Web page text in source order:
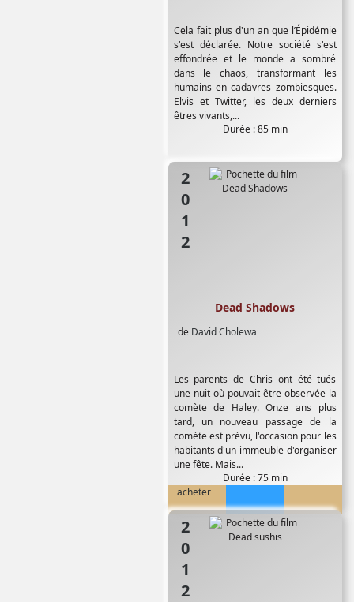
Cela fait plus d'un an que l’Épidémie
s'est déclarée. Notre société s'est
effondrée et le monde a sombré
dans le chaos, transformant les
humains en cadavres zombiesques.
Elvis et Twitter, les deux derniers
êtres vivants,...
Durée : 85 min
2012
de David Cholewa
Dead Shadows
Les parents de Chris ont été tués
une nuit où pouvait être observée la
comète de Haley. Onze ans plus
tard, un nouveau passage de la
comète est prévu, l'occasion pour les
habitants d'un immeuble d'organiser
une fête. Mais...
Durée : 75 min
acheter
2012